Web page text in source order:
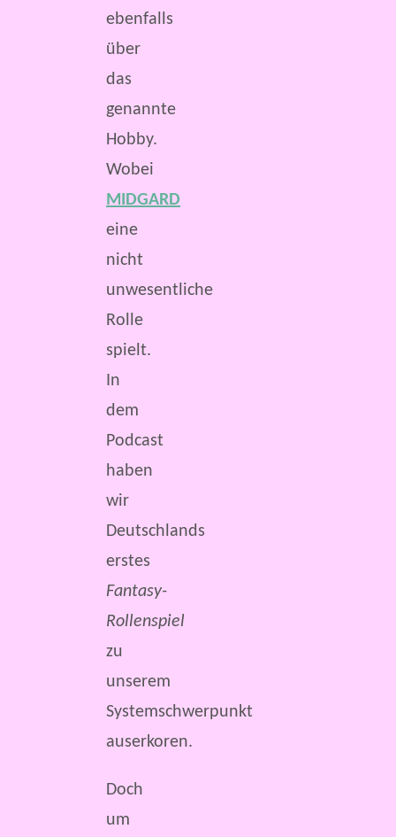
ebenfalls
über
das
genannte
Hobby.
Wobei
MIDGARD
eine
nicht
unwesentliche
Rolle
spielt.
In
dem
Podcast
haben
wir
Deutschlands
erstes
Fantasy-
Rollenspiel
zu
unserem
Systemschwerpunkt
auserkoren.
Doch
um